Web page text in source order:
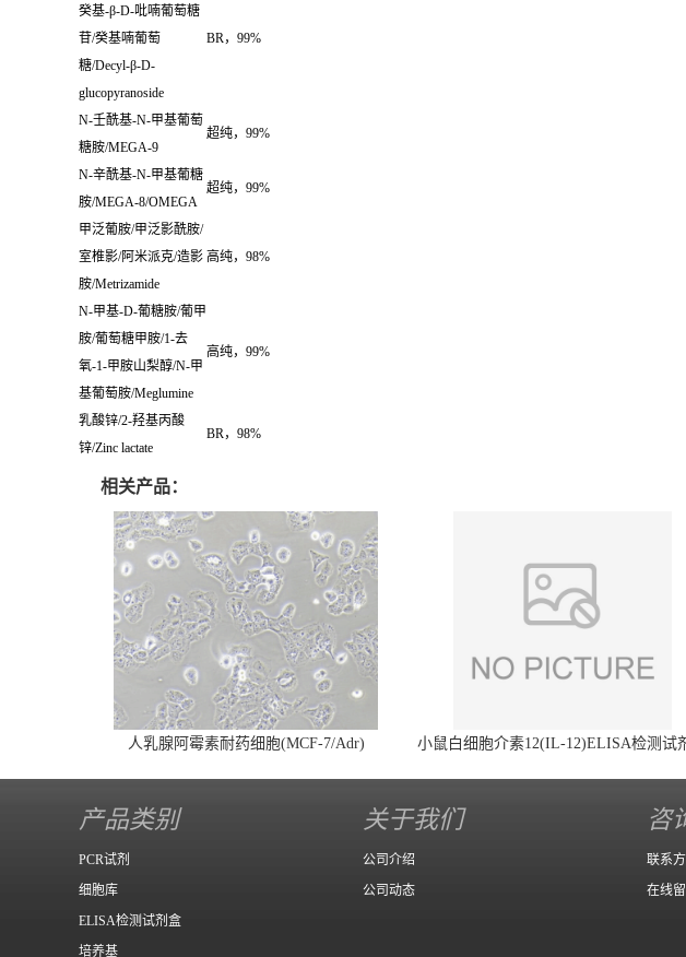
癸基-β-D-吡喃葡萄糖
苷/癸基喃葡萄
糖/Decyl-β-D-
glucopyranoside
BR， 99%
N-壬酰基-N-甲基葡萄
糖胺/MEGA-9
超纯， 99%
N-辛酰基-N-甲基葡糖
胺/MEGA-8/OMEGA
超纯， 99%
甲泛葡胺/甲泛影酰胺/
室椎影/阿米派克/造影
胺/Metrizamide
高纯， 98%
N-甲基-D-葡糖胺/葡甲
胺/葡萄糖甲胺/1-去
氧-1-甲胺山梨醇/N-甲
基葡萄胺/Meglumine
高纯， 99%
乳酸锌/2-羟基丙酸
锌/Zinc lactate
BR， 98%
相关产品：
人乳腺阿霉素耐药细胞(MCF-7/Adr) 小鼠白细胞介素12(IL-12)ELISA检测试
产品类别
PCR试剂
细胞库
ELISA检测试剂盒
培养基
关于我们
公司介绍
公司动态
咨
联系
在线